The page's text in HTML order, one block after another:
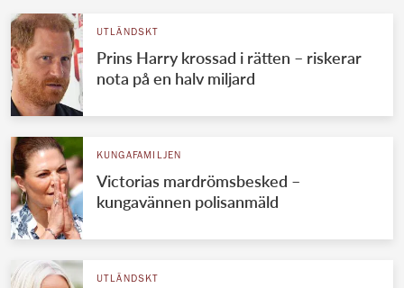
UTLÄNDSKT
Prins Harry krossad i rätten – riskerar
nota på en halv miljard
KUNGAFAMILJEN
Victorias mardrömsbesked –
kungavännen polisanmäld
UTLÄNDSKT